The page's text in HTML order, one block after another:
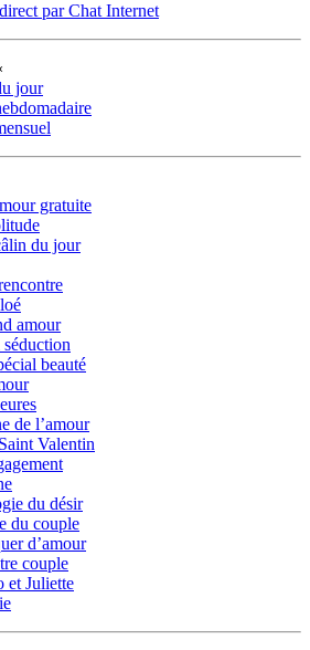
par Chat Internet
‹
jour
gratuite
du jour
amour
beauté
de l’amour
Valentin
du désir
du couple
d’amour
couple
et Juliette